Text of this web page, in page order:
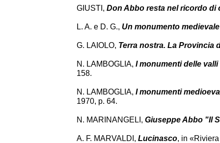
GIUSTI, Don Abbo resta nel ricordo di
L. A. e D. G., Un monumento medievale
G. LAIOLO, Terra nostra. La Provincia
N. LAMBOGLIA, I monumenti delle valli
158.
N. LAMBOGLIA, I monumenti
1970, p. 64.
N. MARINANGELI, Giuseppe Abbo "Il
A. F. MARVALDI, Lucinasco, in